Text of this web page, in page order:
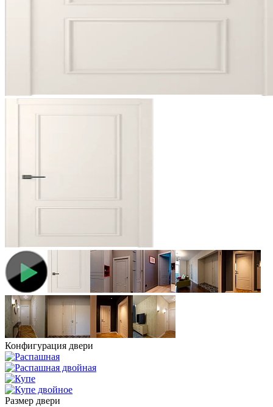
Конфигурация двери
Размер двери